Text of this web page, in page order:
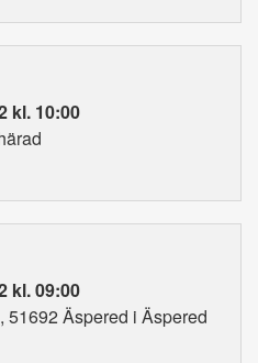
kl. 10:00
kl. 09:00
51692 Äspered i Äspered